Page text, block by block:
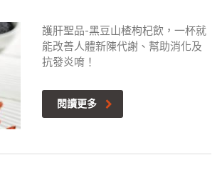
護肝聖品-黑豆山楂枸杞飲，一杯就
能改善人體新陳代謝、幫助消化及
抗發炎唷！
閱讀更多